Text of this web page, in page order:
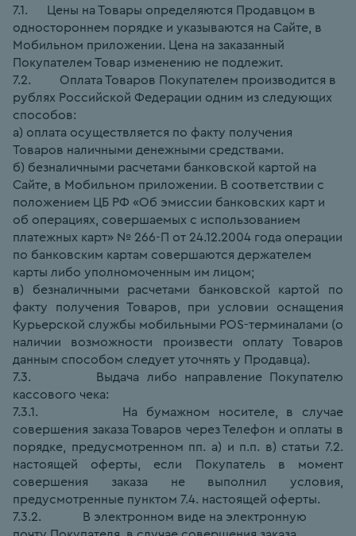
7.1.      Цены на Товары определяются Продавцом в
одностороннем порядке и указываются на Сайте, в
Мобильном приложении. Цена на заказанный
Покупателем Товар изменению не подлежит.
7.2.         Оплата Товаров Покупателем производится в
рублях Российской Федерации одним из следующих
способов:
а) оплата осуществляется по факту получения
Товаров наличными денежными средствами.
б) безналичными расчетами банковской картой на
Сайте, в Мобильном приложении. В соответствии с
положением ЦБ РФ «Об эмиссии банковских карт и
об операциях, совершаемых с использованием
платежных карт» № 266-П от 24.12.2004 года операции
по банковским картам совершаются держателем
карты либо уполномоченным им лицом;
в) безналичными расчетами банковской картой по
факту получения Товаров, при условии оснащения
Курьерской службы мобильными POS-терминалами (о
наличии возможности произвести оплату Товаров
данным способом следует уточнять у Продавца).
7.3.         Выдача либо направление Покупателю
кассового чека:
7.3.1.          На бумажном носителе, в случае
совершения заказа Товаров через Телефон и оплаты в
порядке, предусмотренном пп. а) и п.п. в) статьи 7.2.
настоящей оферты, если Покупатель в момент
совершения заказа не выполнил условия,
предусмотренные пунктом 7.4. настоящей оферты.
7.3.2.             В электронном виде на электронную